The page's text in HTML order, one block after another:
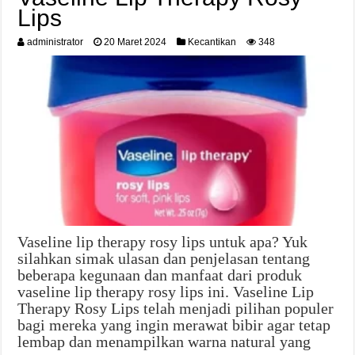
Lips
administrator 20 Maret 2024 Kecantikan 348
Vaseline lip therapy rosy lips untuk apa? Yuk
silahkan simak ulasan dan penjelasan tentang
beberapa kegunaan dan manfaat dari produk
vaseline lip therapy rosy lips ini. Vaseline Lip
Therapy Rosy Lips telah menjadi pilihan populer
bagi mereka yang ingin merawat bibir agar tetap
lembap dan menampilkan warna natural yang